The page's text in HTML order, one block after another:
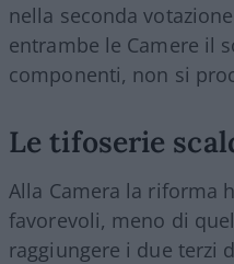
nella seconda
entrambe le Camere il
componenti, non si
Le tifoserie
Alla Camera la riforma
favorevoli, meno di
raggiungere i due terzi